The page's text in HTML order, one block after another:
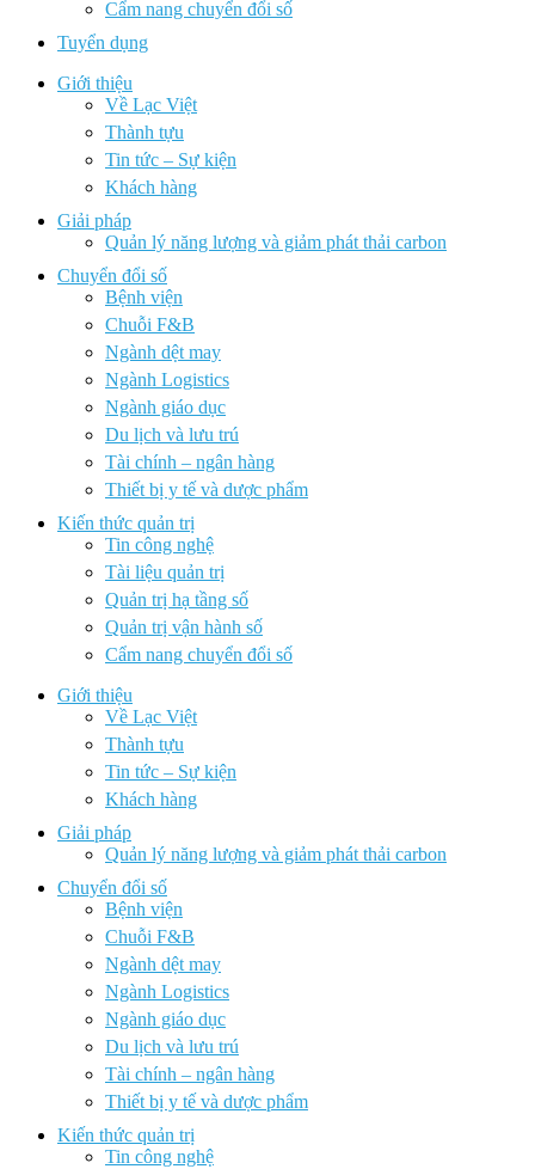
Cẩm nang chuyển đổi số
Tuyển dụng
Giới thiệu
Về Lạc Việt
Thành tựu
Tin tức – Sự kiện
Khách hàng
Giải pháp
Quản lý năng lượng và giảm phát thải carbon
Chuyển đổi số
Bệnh viện
Chuỗi F&B
Ngành dệt may
Ngành Logistics
Ngành giáo dục
Du lịch và lưu trú
Tài chính – ngân hàng
Thiết bị y tế và dược phẩm
Kiến thức quản trị
Tin công nghệ
Tài liệu quản trị
Quản trị hạ tầng số
Quản trị vận hành số
Cẩm nang chuyển đổi số
Giới thiệu
Về Lạc Việt
Thành tựu
Tin tức – Sự kiện
Khách hàng
Giải pháp
Quản lý năng lượng và giảm phát thải carbon
Chuyển đổi số
Bệnh viện
Chuỗi F&B
Ngành dệt may
Ngành Logistics
Ngành giáo dục
Du lịch và lưu trú
Tài chính – ngân hàng
Thiết bị y tế và dược phẩm
Kiến thức quản trị
Tin công nghệ